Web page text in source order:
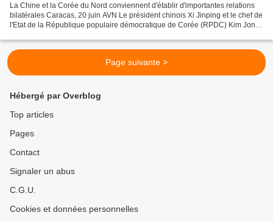
La Chine et la Corée du Nord conviennent d'établir d'importantes relations
bilatérales Caracas, 20 juin AVN Le président chinois Xi Jinping et le chef de
l'Etat de la République populaire démocratique de Corée (RPDC) Kim Jong
Page suivante >
Hébergé par Overblog
Top articles
Pages
Contact
Signaler un abus
C.G.U.
Cookies et données personnelles